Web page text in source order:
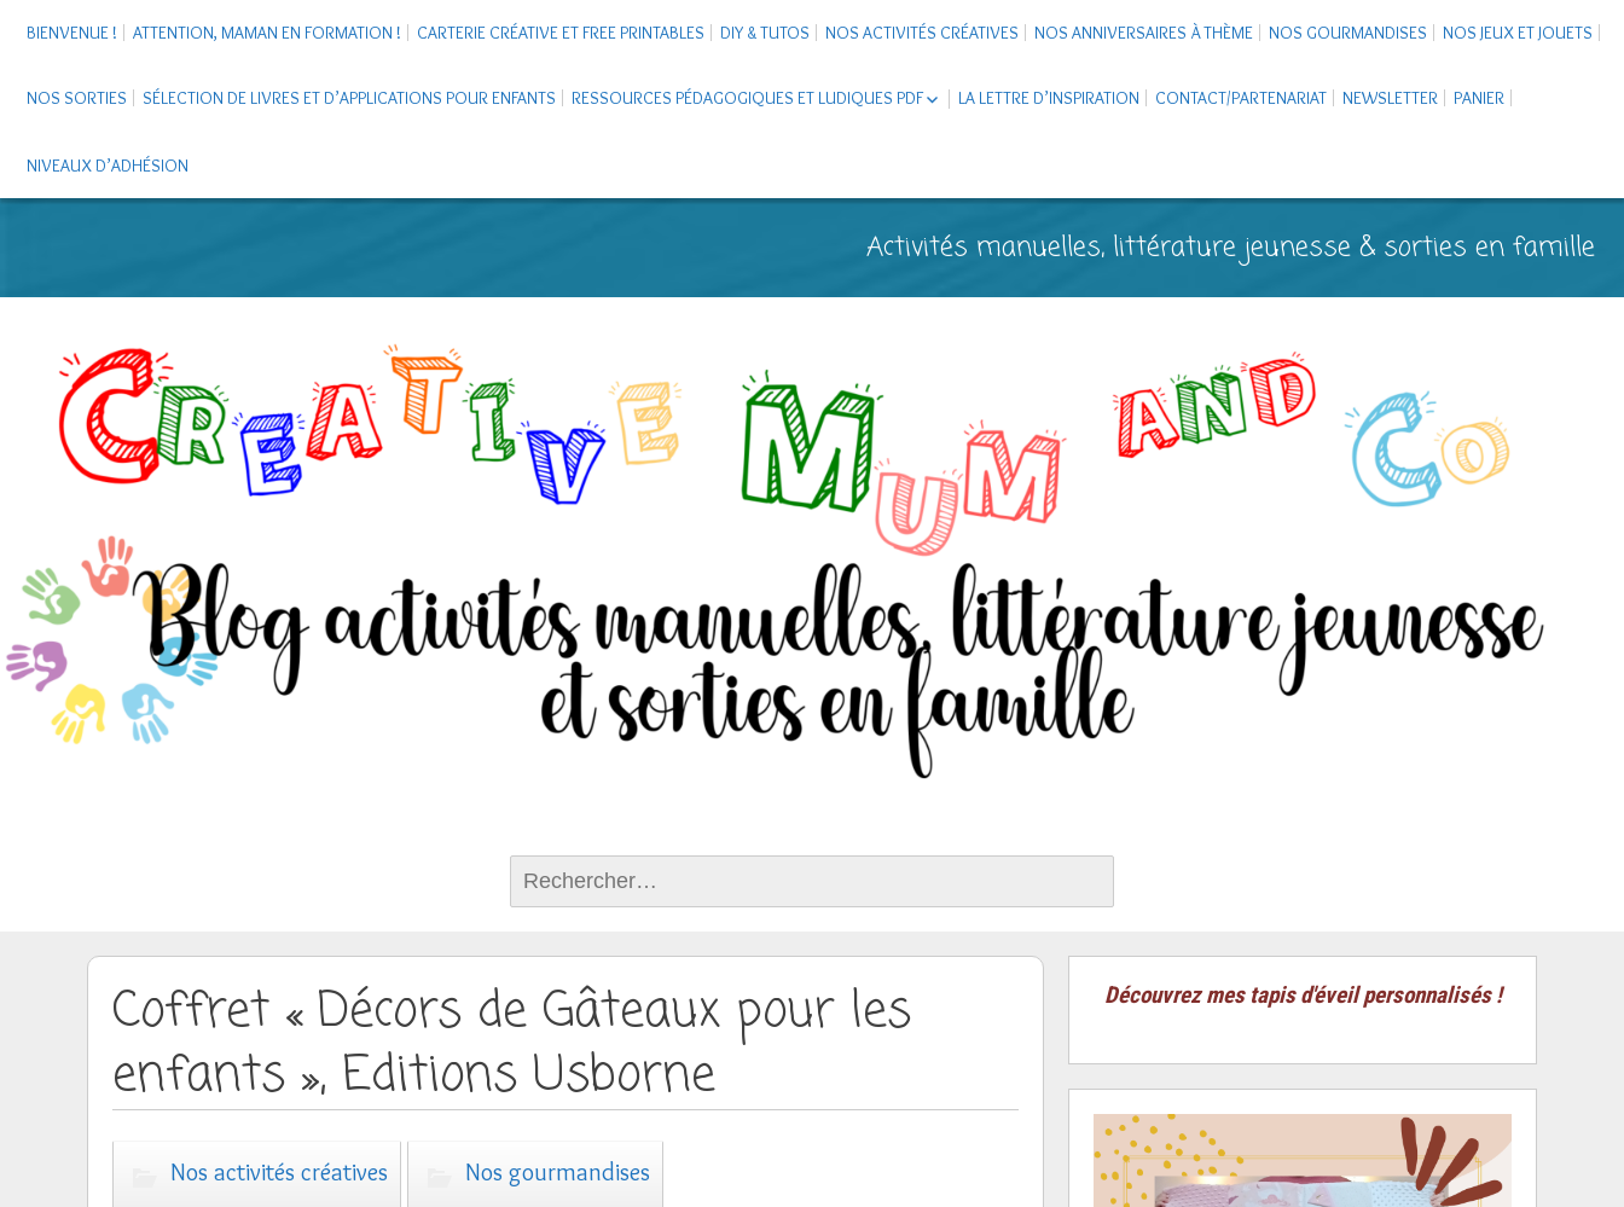
BIENVENUE ! ATTENTION, MAMAN EN FORMATION ! CARTERIE CRÉATIVE ET FREE PRINTABLES DIY & TUTOS NOS ACTIVITÉS CRÉATIVES NOS ANNIVERSAIRES À THÈME NOS GOURMANDISES NOS JEUX ET JOUETS
NOS SORTIES SÉLECTION DE LIVRES ET D’APPLICATIONS POUR ENFANTS RESSOURCES PÉDAGOGIQUES ET LUDIQUES PDF
CARNETS DE VOYAGE ENFANTS
LA LETTRE D’INSPIRATION CONTACT/PARTENARIAT NEWSLETTER PANIER
NIVEAUX D’ADHÉSION
Activités manuelles, littérature jeunesse & sorties en famille
Coffret « Décors de Gâteaux pour les
enfants », Editions Usborne
Nos activités créatives Nos gourmandises
Découvrez mes tapis d'éveil personnalisés !